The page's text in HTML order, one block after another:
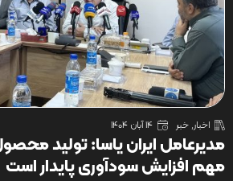
اخبار,خبر 14 آبان 1404
مدیرعامل ایران یاسا: تولید
مهم افزایش سودآوری پایدار است